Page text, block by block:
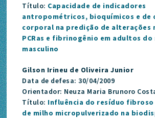
Título: Capacidade de indicadores
antropométricos, bioquímicos e de
corporal na predição de alterações
PCRas e fibrinogênio em adultos do
masculino
Gilson Irineu de Oliveira Junior
Data de defesa: 30/04/2009
Orientador: Neuza Maria Brunoro
Título: Influência do resíduo fibroso
de milho micropulverizado na